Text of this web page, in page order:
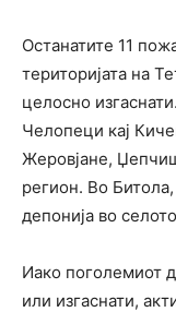
Останатите 11
територијата на
целосно
Челопеци кај
Жеровјане,
регион. Во
депонија во
Иако поголемиот
или изгаснати,